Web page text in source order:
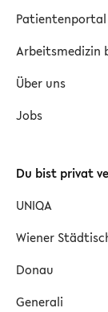
Patientenportal
Arbeitsmedizin
Über uns
Jobs
Du bist privat
UNIQA
Wiener
Donau
Generali